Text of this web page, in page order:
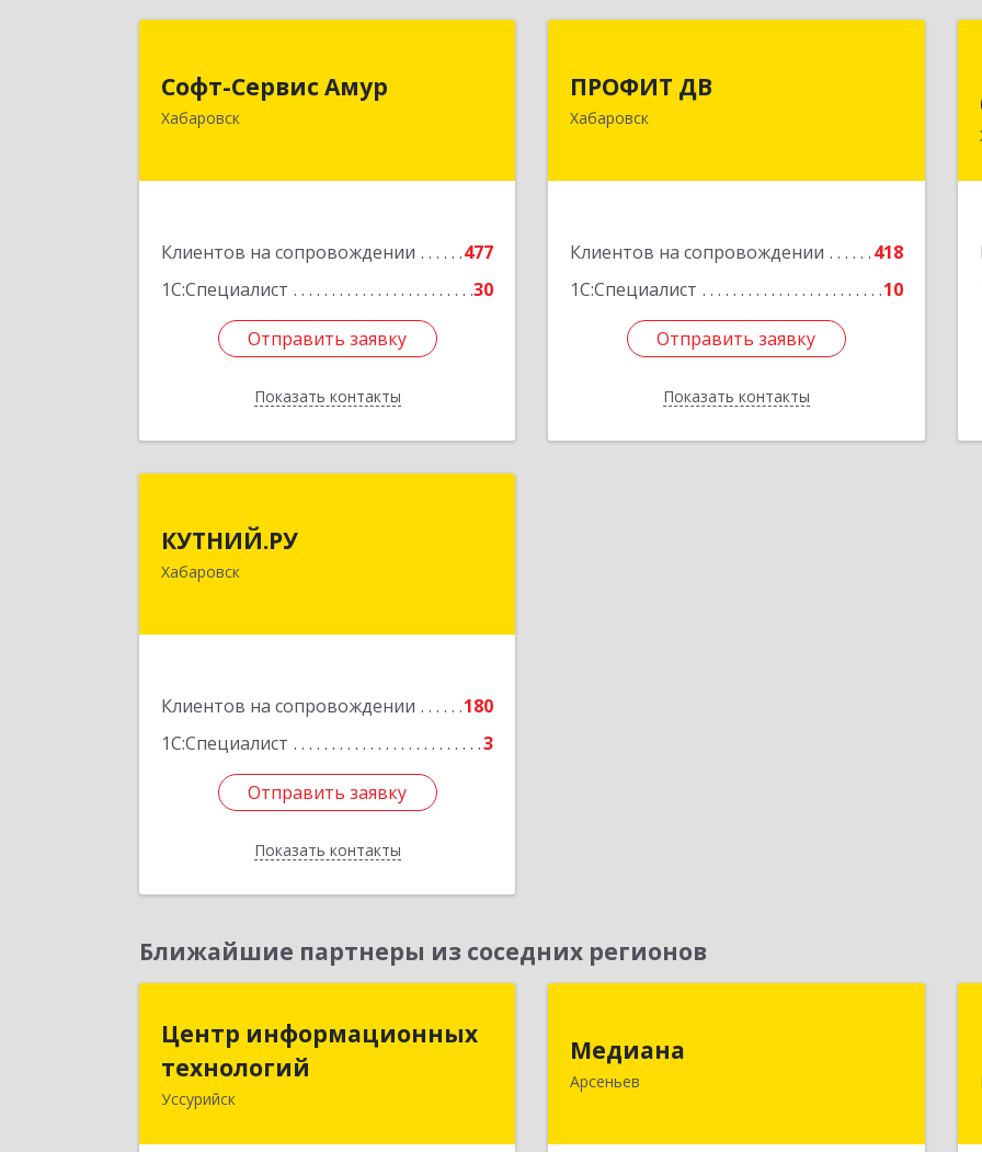
Софт-Сервис Амур
Хабаровск
Клиентов на сопровождении
477
1С:Специалист
30
Отправить заявку
Показать контакты
680000, Хабаровский край, Хабаровск
г, Муравьева-Амурского ул., дом № 4,
Отправить заявку
Назад
ПРОФИТ ДВ
Хабаровск
Клиентов на сопровождении
418
1С:Специалист
10
Отправить заявку
Показать контакты
680000, Хабаровский край, Хабаровск
г, Муравьева-Амурского ул, дом № 25,
Отправить заявку
Назад
КУТНИЙ.РУ
Хабаровск
Клиентов на сопровождении
180
1С:Специалист
3
Отправить заявку
Показать контакты
г, Шевчука ул, дом № 42, оф.505
Подробнее
Отправить заявку
Назад
Ближайшие партнеры из соседних регионов
Центр информационных
технологий
Уссурийск
Центр информационных
технологий
692512, Приморский край, Уссурийск
Медиана
Арсеньев
692330, Приморский край, Арсеньев г,
Ломоносова ул, дом № 24, кв.1